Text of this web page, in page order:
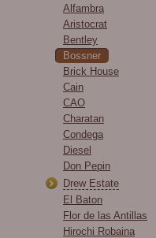
Alfambra
Aristocrat
Bentley
Bossner
Brick House
Cain
CAO
Charatan
Condega
Diesel
Don Pepin
Drew Estate
El Baton
Flor de las Antillas
Hirochi Robaina